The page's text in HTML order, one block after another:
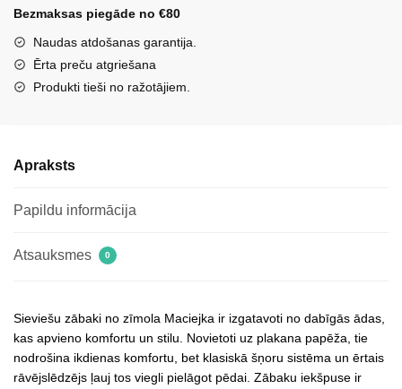
ar
plakanu
papēdi
Maciejka
daudzums
Bezmaksas piegāde no €80
Naudas atdošanas garantija.
Ērta preču atgriešana
Produkti tieši no ražotājiem.
Apraksts
Papildu informācija
Atsauksmes 0
Sieviešu zābaki no zīmola Maciejka ir izgatavoti no dabīgās ādas,
kas apvieno komfortu un stilu. Novietoti uz plakana papēža, tie
nodrošina ikdienas komfortu, bet klasiskā šņoru sistēma un ērtais
rāvējslēdzējs ļauj tos viegli pielāgot pēdai. Zābaku iekšpuse ir